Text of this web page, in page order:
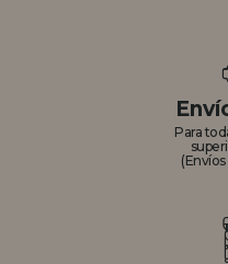
Para